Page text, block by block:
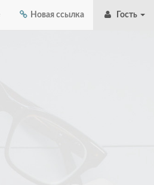
Новая ссылка Гость
Тема моего проекта:
Pygame и запросы к моделям
Gemini галлюцинирует и